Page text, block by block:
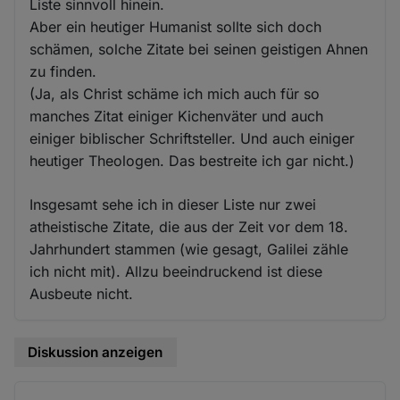
Liste sinnvoll hinein.
Aber ein heutiger Humanist sollte sich doch
schämen, solche Zitate bei seinen geistigen Ahnen
zu finden.
(Ja, als Christ schäme ich mich auch für so
manches Zitat einiger Kichenväter und auch
einiger biblischer Schriftsteller. Und auch einiger
heutiger Theologen. Das bestreite ich gar nicht.)
Insgesamt sehe ich in dieser Liste nur zwei
atheistische Zitate, die aus der Zeit vor dem 18.
Jahrhundert stammen (wie gesagt, Galilei zähle
ich nicht mit). Allzu beeindruckend ist diese
Ausbeute nicht.
Diskussion anzeigen